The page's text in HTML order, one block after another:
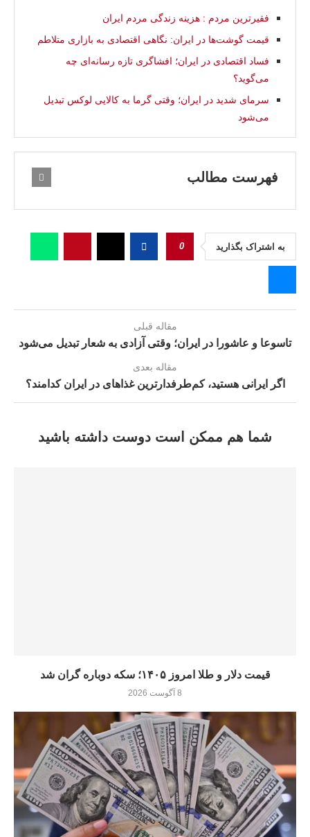
فقیرترین مردم : هزینه زندگی مردم ایران
قیمت گوشت‌ها در ایران: نگاهی اقتصادی به بازاری متلاطم
فساد اقتصادی در ایران؛ افشاگری تازه رسانه‌ای چه
می‌گوید؟
سرما‌ی شديد در ایران؛ وقتی گرما به کالایی لوکس تبدیل
می‌شود
فهرست مطالب
به اشتراک بگذارید 0
مقاله قبلی
تاسوعا و عاشورا در ایران؛ وقتی آزادی به شعار تبدیل می‌شود
مقاله بعدی
اگر ایرانی هستید، کم‌طرفدارترین غذاهاى در ایران کدامند؟
شما هم ممکن است دوست داشته باشید
قیمت دلار و طلا امروز ۱۴۰۵؛ سکه دوباره گران شد
8 آگوست 2026